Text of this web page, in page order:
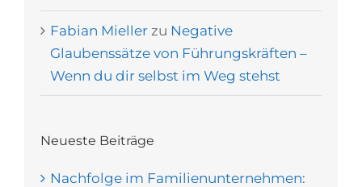
Fabian Mieller zu Negative
Glaubenssätze von Führungskräften –
Wenn du dir selbst im Weg stehst
Neueste Beiträge
Nachfolge im Familienunternehmen: